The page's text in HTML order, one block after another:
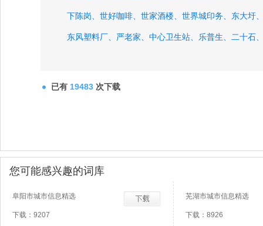
下陈岗、 世好咖啡、 世家酒楼、 世界城印务、 东大圩
东风塑料厂、 严老家、 中心卫生站、 乐普生、 二十石
已有 19483 次下载
您可能感兴趣的词库
阜阳市城市信息精选
下载：9207
芜湖市城市信息精选
下载：8926